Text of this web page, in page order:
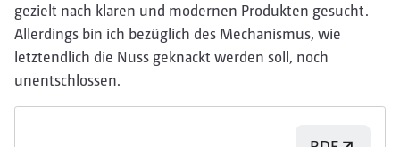
gezielt nach klaren und modernen Produkten gesucht.
Allerdings bin ich bezüglich des Mechanismus, wie
letztendlich die Nuss geknackt werden soll, noch
unentschlossen.